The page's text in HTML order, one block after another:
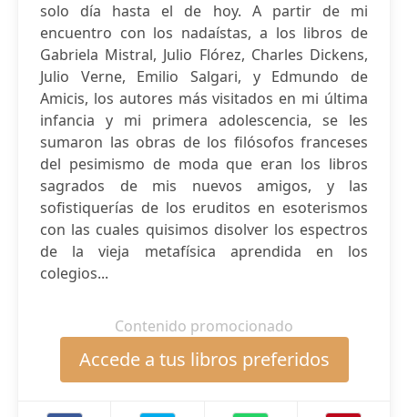
solo día hasta el de hoy. A partir de mi
encuentro con los nadaístas, a los libros de
Gabriela Mistral, Julio Flórez, Charles Dickens,
Julio Verne, Emilio Salgari, y Edmundo de
Amicis, los autores más visitados en mi última
infancia y mi primera adolescencia, se les
sumaron las obras de los filósofos franceses
del pesimismo de moda que eran los libros
sagrados de mis nuevos amigos, y las
sofistiquerías de los eruditos en esoterismos
con las cuales quisimos disolver los espectros
de la vieja metafísica aprendida en los
colegios...
Contenido promocionado
Accede a tus libros preferidos